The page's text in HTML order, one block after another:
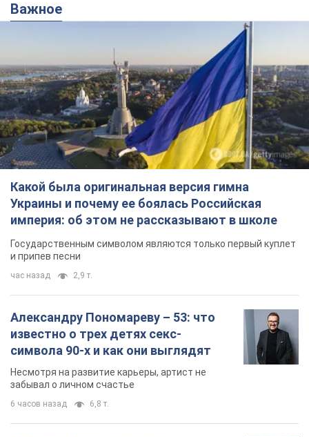
Важное
Какой была оригинальная версия гимна
Украины и почему ее боялась Российская
империя: об этом не рассказывают в школе
Государственным символом являются только первый куплет
и припев песни
час назад 2,9 т.
Александру Пономареву – 53: что
известно о трех детях секс-
символа 90-х и как они выглядят
Несмотря на развитие карьеры, артист не
забывал о личном счастье
6 часов назад 6,8 т.